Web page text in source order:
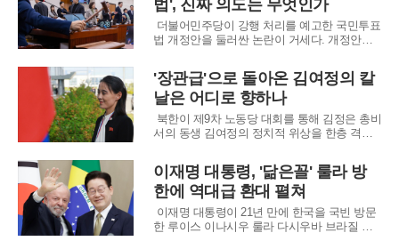
가 외교·국방 수장을 직접 현장에 보내며 총력
지원에 나섰다.조현 외교부 장관과 안규백
법', 진짜 의도는 무엇인가
더불어민주당이 강행 처리를 예고한 국민투표
법 개정안을 둘러싼 논란이 거세다. 개정안의
업무를 방해하거나 신뢰를 훼손할 목적으로 허
위 사실을 유포할 경우, 최대 10년의 징역형에
처하는 처벌 조항을 신설하는 것이다. 이 조항
이 위헌 소지가 다분하며 표현의 자유를 심각
하게
'장관급'으로 돌아온 김여정의 칼
날은 어디로 향하나
북한이 제9차 노동당 대회를 통해 김정은 총비
서의 동생 김여정의 정치적 위상을 한층 격상
서 기존 당 부부장이었던 그를 장관급인 당 부
장으로 승진시키고, 당의 핵심 의사결정기구인
정치국 후보위원으로 다시 불러들였다. 이는 2
021년 8차 당 대회에서 정치국에서 제외된
이재명 대통령, '닮은꼴' 룰라 방
한에 역대급 환대 펼쳐
이재명 대통령이 21년 만에 한국을 국빈 방문
한 루이스 이나시우 룰라 다시우바 브라질 대